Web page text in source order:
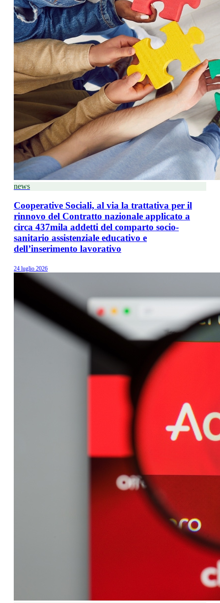
news
Cooperative Sociali, al via la trattativa per il
rinnovo del Contratto nazionale applicato a
circa 437mila addetti del comparto socio-
sanitario assistenziale educativo e
dell’inserimento lavorativo
24 luglio 2026